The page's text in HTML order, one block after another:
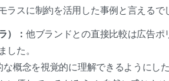
ラスに制約を活用した事例と言えるで
）： 他ブランドとの直接比較は広告
した。
な概念を視覚的に理解できるように